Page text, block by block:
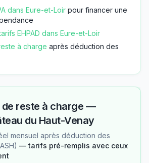
dans Eure-et-Loir pour financer une
EHPAD dans Eure-et-Loir
à charge après déduction des
de reste à charge —
du Haut-Venay
mensuel après déduction des
— tarifs pré-remplis avec ceux